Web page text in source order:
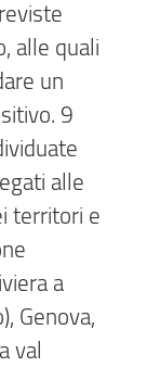
alle quali
un
9
alle
territori e
a
Genova,
val